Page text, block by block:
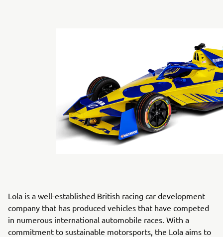
Lola is a well-established British racing car development
company that has produced vehicles that have competed
in numerous international automobile races. With a
commitment to sustainable motorsports, the Lola aims to